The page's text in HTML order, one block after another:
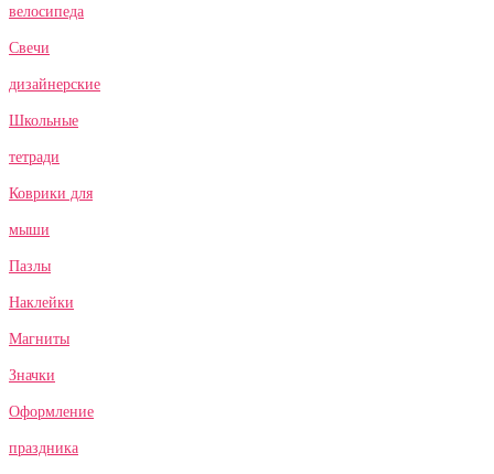
велосипеда
Свечи
дизайнерские
Школьные
тетради
Коврики для
мыши
Пазлы
Наклейки
Магниты
Значки
Оформление
праздника